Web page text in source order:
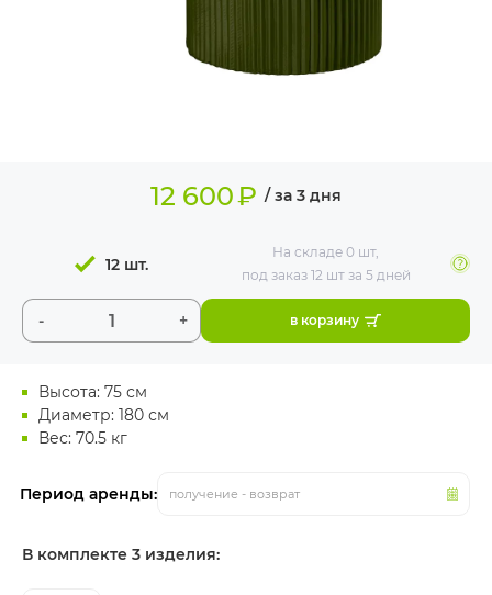
Высота: 75 см
Диаметр: 180 см
Вес: 70.5 кг
Период аренды: получение - возврат
12 600₽ / за 3 дня
- +
12 шт.
На складе0 шт,
под заказ 12 штза 5 дней
в корзину
В комплекте 3 изделия: